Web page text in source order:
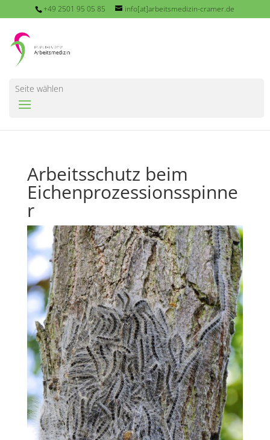
+49 2501 95 05 85 info[at]arbeitsmedizin-cramer.de
Seite wählen
Arbeitsschutz beim
Eichenprozessionsspinne
r